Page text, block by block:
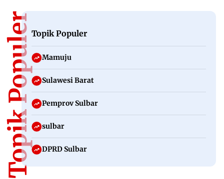
Topik PopulerTopik Populer
Mamuju
Sulawesi Barat
Pemprov Sulbar
sulbar
DPRD Sulbar